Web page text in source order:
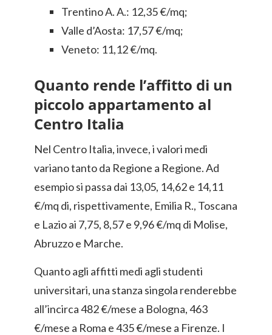
Trentino A. A.: 12,35 €/mq;
Valle d’Aosta: 17,57 €/mq;
Veneto: 11,12 €/mq.
Quanto rende l’affitto di un
piccolo appartamento al
Centro Italia
Nel Centro Italia, invece, i valori medi
variano tanto da Regione a Regione. Ad
esempio si passa dai 13,05, 14,62 e 14,11
€/mq di, rispettivamente, Emilia R., Toscana
e Lazio ai 7,75, 8,57 e 9,96 €/mq di Molise,
Abruzzo e Marche.
Quanto agli affitti medi agli studenti
universitari, una stanza singola renderebbe
all’incirca 482 €/mese a Bologna, 463
€/mese a Roma e 435 €/mese a Firenze. I